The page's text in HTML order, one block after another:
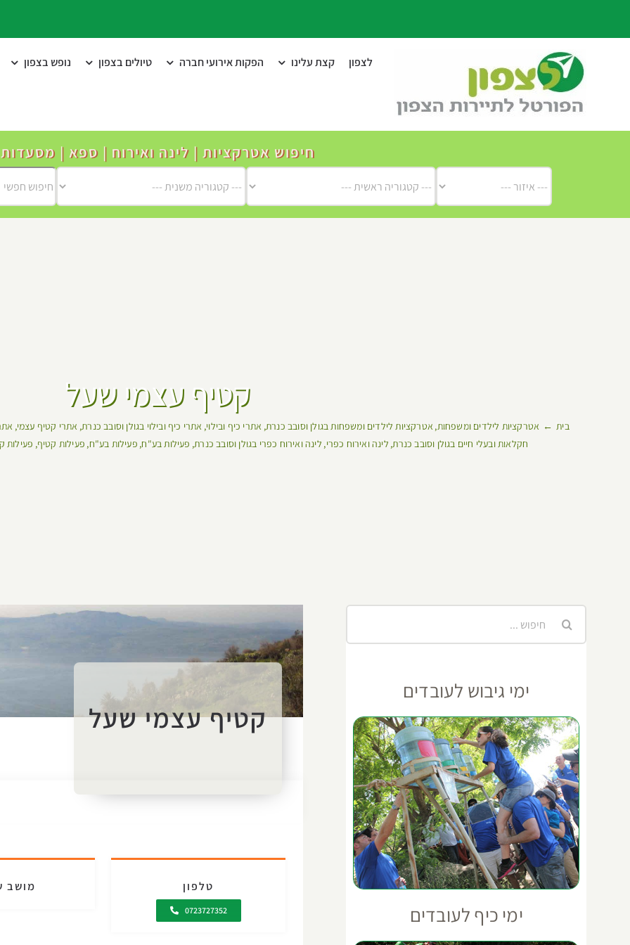
לצפון קצת עלינו הפקות אירועי חברה טיולים בצפון נופש בצפון
חיפוש אטרקציות | לינה ואירוח | ספא | מסעדות
קטיף עצמי שעל
בית אטרקציות לילדים ומשפחות אטרקציות לילדים ומשפחות בגולן וסובב כנרת אתרי כיף ובילוי אתרי כיף ובילוי בגולן וסובב כנרת אתרי קטיף עצמי
חקלאות ובעלי חיים בגולן וסובב כנרת לינה ואירוח כפרי לינה ואירוח כפרי בגולן וסובב כנרת פעילות בע"ח פעילות בע"ח פעילות קטיף פעילות
קטיף עצמי שעל
טלפון
0723727352
מושב
ימי גיבוש לעובדים
ימי כיף לעובדים